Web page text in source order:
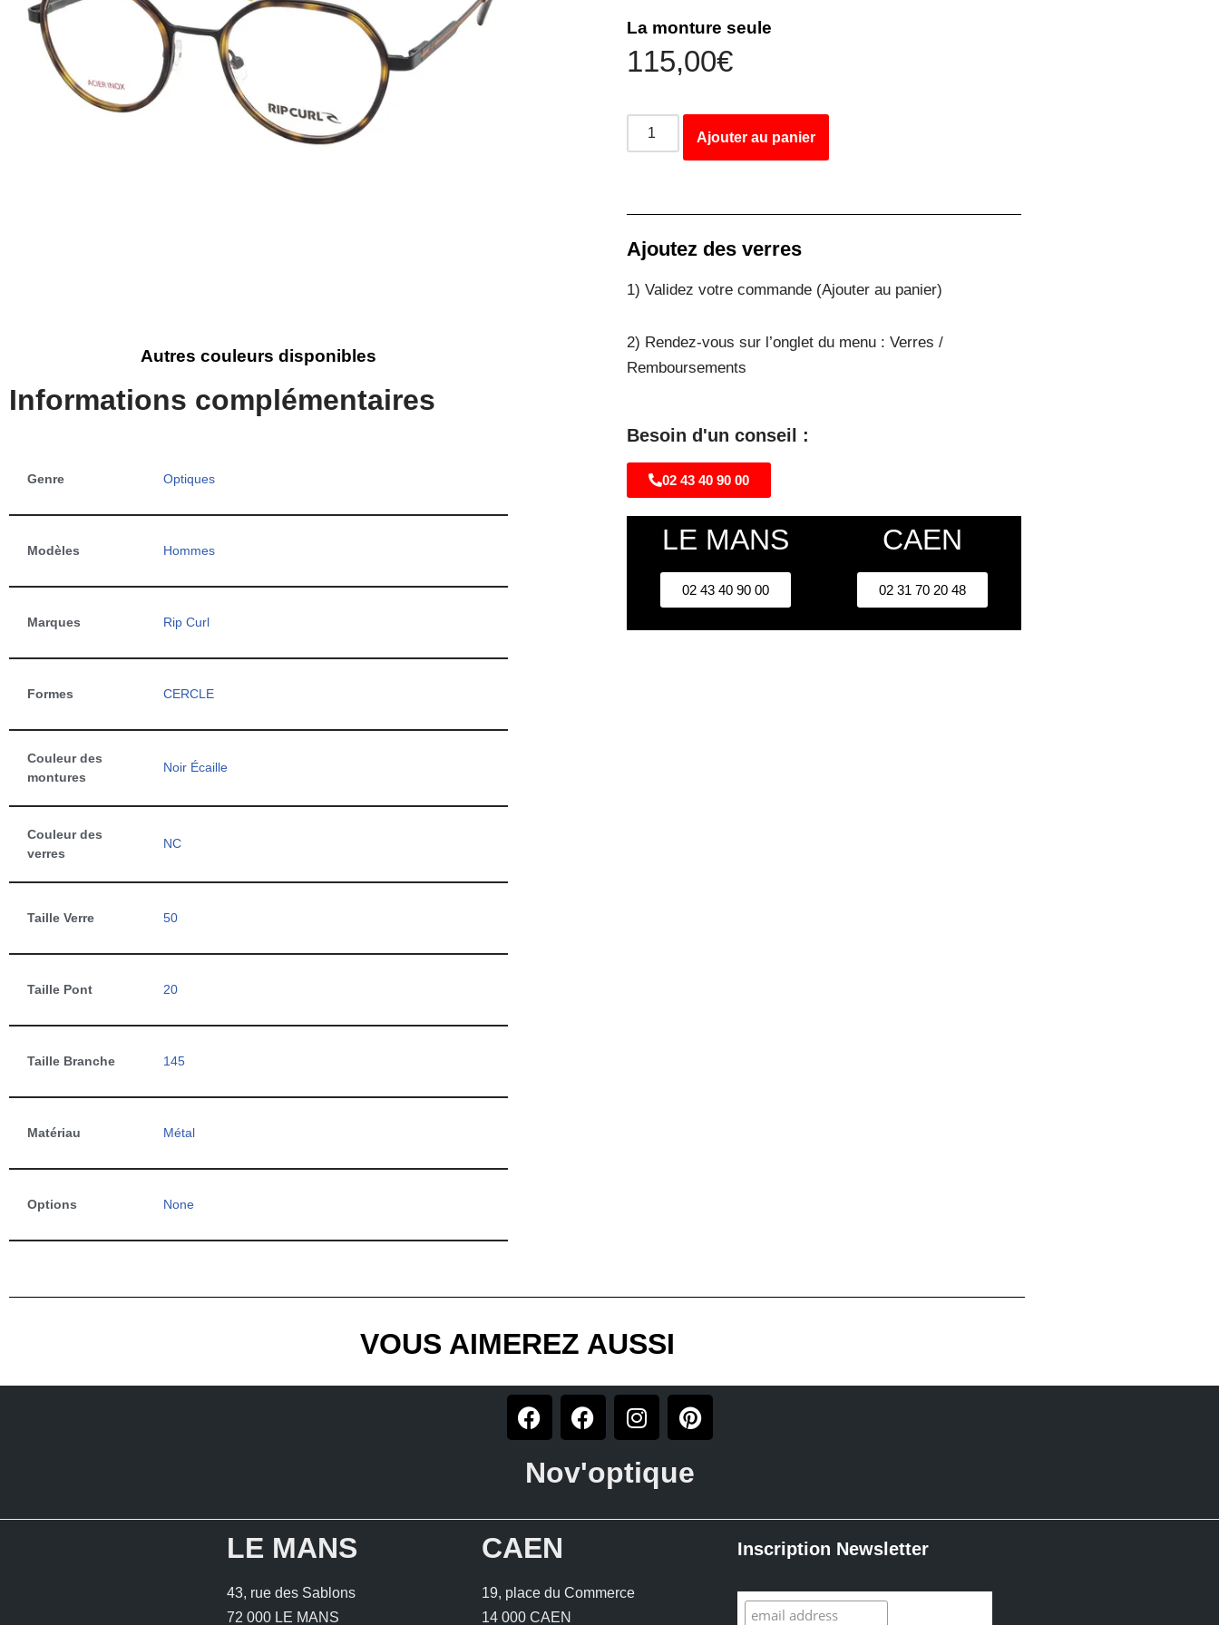
Autres couleurs disponibles
Informations complémentaires
Genre Optiques
Modèles Hommes
Marques Rip Curl
Formes CERCLE
Couleur des
montures
Noir Écaille
Couleur des
verres
NC
Taille Verre 50
Taille Pont 20
Taille Branche 145
Matériau Métal
Options None
La monture seule
115,00€
Ajouter au panier
Ajoutez des verres
1) Validez votre commande (Ajouter au panier)
2) Rendez-vous sur l’onglet du menu : Verres /
Remboursements
Besoin d'un conseil :
02 43 40 90 00
LE MANS
02 43 40 90 00
CAEN
02 31 70 20 48
VOUS AIMEREZ AUSSI
Nov'optique
LE MANS
43, rue des Sablons
72 000 LE MANS
CAEN
19, place du Commerce
14 000 CAEN
Inscription Newsletter